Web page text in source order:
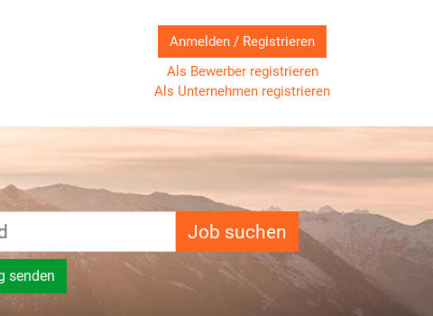
Anmelden / Registrieren
Als Bewerber registrieren
Als Unternehmen registrieren
Job suchen
senden